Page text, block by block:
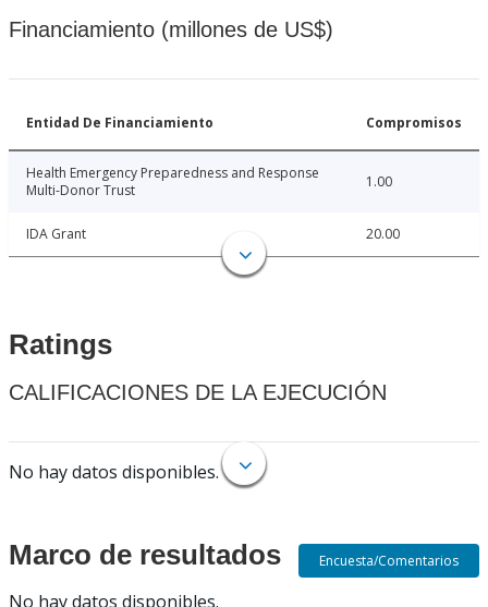
Financiamiento (millones de US$)
Entidad De Financiamiento Compromisos
Health Emergency Preparedness and Response
Multi-Donor Trust
1.00
IDA Grant 20.00
Ratings
CALIFICACIONES DE LA EJECUCIÓN
No hay datos disponibles.
Marco de resultados
No hay datos disponibles.
Encuesta/Comentarios